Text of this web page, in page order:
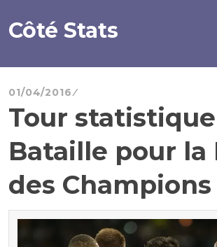
au
contenu
Côté Stats
01/04/2016
Tour statistique
Bataille pour la
des Champions